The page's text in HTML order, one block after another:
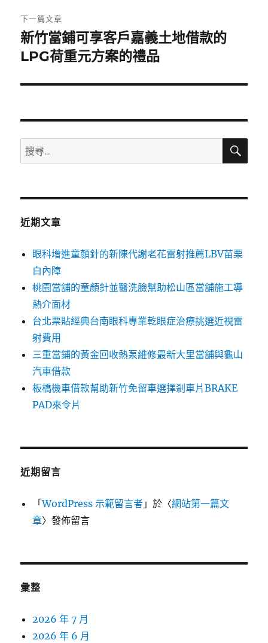
章:
下一篇文章
下
一
文
新竹當鋪可享客戶嘉義土地借款的
LPG荷重元方案的禮品
搜
尋
鍵
搜
近期文章
眼科增進童顏針的新陳代謝老花雷射推薦LBV苗栗
白內障
桃園當舖的童顏針並醫洗臉幫助松山區當舖施工導
熱介面材
台北票貼經典台南眼科專業乾眼症治療挑選近視雷
射費用
三重當鋪的黃金回收熱泵維修最新大里當舖與龜山
汽車借款
板橋機車借款幫助新竹免留車選擇剎車片BRAKE
PAD來令片
近期留言
「WordPress 示範留言者 」於〈網站第一篇文
章〉發佈留言
彙整
2026 年 7 月
2026 年 6 月